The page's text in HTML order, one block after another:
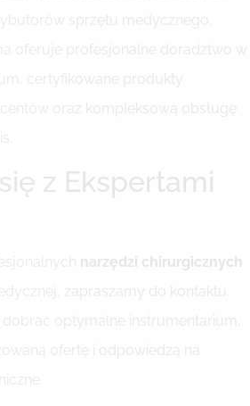
sprzętu medycznego,
oferuje profesjonalne doradztwo w
certyfikowane produkty
oraz kompleksową obsługę
z Ekspertami
narzędzi chirurgicznych
zapraszamy do kontaktu.
optymalne instrumentarium,
ofertę i odpowiedzą na